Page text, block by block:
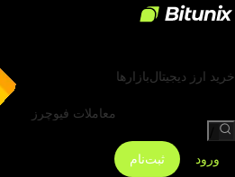
خرید ارز دیجیتالبازارها
معاملات فیوچرز
ورود
ثبت‌نام